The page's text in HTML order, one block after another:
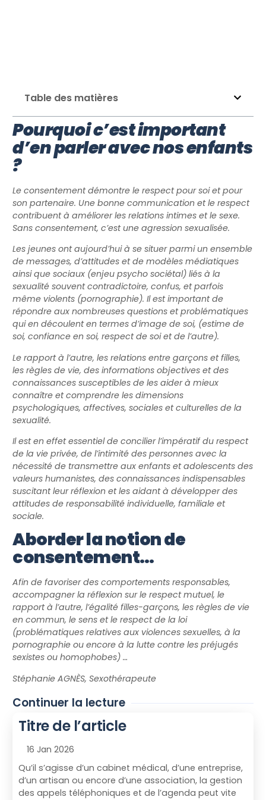
Table des matières
Pourquoi c’est important
d’en parler avec nos enfants
?
Le consentement démontre le respect pour soi et pour
son partenaire. Une bonne communication et le respect
contribuent à améliorer les relations intimes et le sexe.
Sans consentement, c’est une agression sexualisée.
Les jeunes ont aujourd’hui à se situer parmi un ensemble
de messages, d’attitudes et de modèles médiatiques
ainsi que sociaux (enjeu psycho sociétal) liés à la
sexualité souvent contradictoire, confus, et parfois
même violents (pornographie). Il est important de
répondre aux nombreuses questions et problématiques
qui en découlent en termes d’image de soi, (estime de
soi, confiance en soi, respect de soi et de l’autre).
Le rapport à l’autre, les relations entre garçons et filles,
les règles de vie, des informations objectives et des
connaissances susceptibles de les aider à mieux
connaître et comprendre les dimensions
psychologiques, affectives, sociales et culturelles de la
sexualité.
Il est en effet essentiel de concilier l’impératif du respect
de la vie privée, de l’intimité des personnes avec la
nécessité de transmettre aux enfants et adolescents des
valeurs humanistes, des connaissances indispensables
suscitant leur réflexion et les aidant à développer des
attitudes de responsabilité individuelle, familiale et
sociale.
Aborder la notion de
consentement…
Afin de favoriser des comportements responsables,
accompagner la réflexion sur le respect mutuel, le
rapport à l’autre, l’égalité filles-garçons, les règles de vie
en commun, le sens et le respect de la loi
(problématiques relatives aux violences sexuelles, à la
pornographie ou encore à la lutte contre les préjugés
sexistes ou homophobes) …
Stéphanie AGNÈS, Sexothérapeute
Continuer la lecture
Titre de l’article
16 Jan 2026
Qu’il s’agisse d’un cabinet médical, d’une entreprise,
d’un artisan ou encore d’une association, la gestion
des appels téléphoniques et de l’agenda peut vite